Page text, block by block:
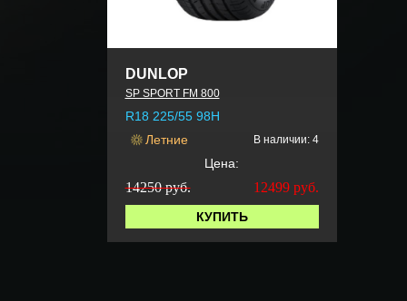
DUNLOP
SP SPORT FM 800
R18 225/55 98H
Летние
В наличии: 4
Цена:
14250 руб. 12499 руб.
КУПИТЬ